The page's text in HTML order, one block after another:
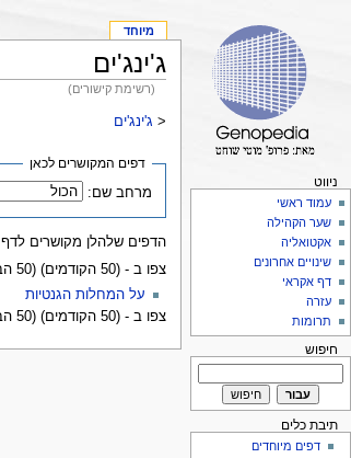
ג'ינג'ים
(רשימת קישורים)
< ג'ינג'ים
דפים המקושרים לכאן
מרחב שם:
הדפים שלהלן מקושרים לדף
צפו ב - (50 הקודמים) (50 הבאים) (
על המחלות הגנטיות
צפו ב - (50 הקודמים) (50 הבאים) (
מיוחד
ניווט
עמוד ראשי
שער הקהילה
אקטואליה
שינויים אחרונים
דף אקראי
עזרה
תרומות
חיפוש
תיבת כלים
דפים מיוחדים